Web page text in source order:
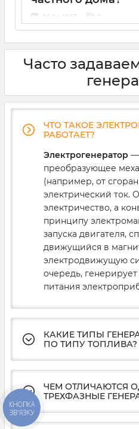
06 04 2023 0
В последнее время стал
как выбрать генератор.
альтернативные
Рассказываем, каким
частного дома,
Часто
ЧТО ТАКОЕ
РАБОТАЕТ?
Электрогенератор —
преобразующее
(например, от
электрический ток.
электричество, а
принципу
запуска двигателя,
движущийся в
электродвижущую
очередь,
питания
КАКИЕ ТИПЫ
ПО ТИПУ ТОПЛИВА?
ЧЕМ ОТЛИЧАЮТСЯ
ТРЕХФАЗНЫЕ
КНОПКА
ЗВ'ЯЗКУ